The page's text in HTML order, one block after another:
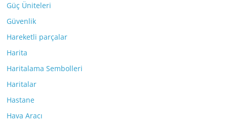
Güç Üniteleri
Güvenlik
Hareketli parçalar
Harita
Haritalama Sembolleri
Haritalar
Hastane
Hava Aracı